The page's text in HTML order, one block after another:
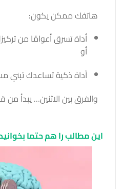
هاتفك ممكن يكون:
أداة تسرق أعوامًا من
أو
أداة ذكية تساعدك تبني
والفرق بين الاثنين… يبدأ من
این مطالب را هم حتما